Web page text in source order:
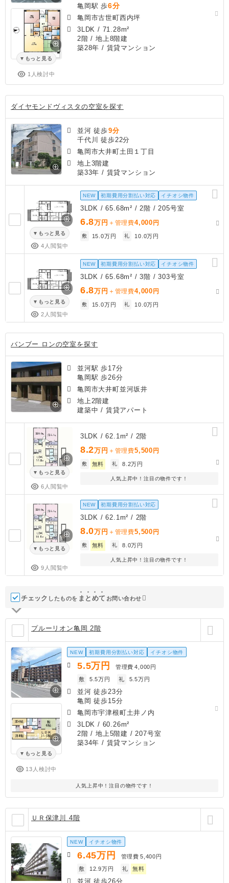
もっと見る
1人検討中
亀岡駅 歩6分
亀岡市古世町西内坪
3LDK / 71.28m²
2階 / 地上8階建
築28年 / 賃貸マンション
ダイヤモンドヴィスタの空室を探す
並河 徒歩9分
千代川 徒歩22分
亀岡市大井町土田１丁目
地上3階建
築33年 / 賃貸マンション
もっと見る
4人閲覧中
NEW 初期費用分割払い対応 イチオシ物件
3LDK / 65.68m² / 2階 / 205号室
6.8万円 ＋管理費4,000 円
敷 15.0万円 礼 10.0万円
もっと見る
2人閲覧中
NEW 初期費用分割払い対応 イチオシ物件
3LDK / 65.68m² / 3階 / 303号室
6.8万円 ＋管理費4,000 円
敷 15.0万円 礼 10.0万円
バンブー ロンの空室を探す
並河駅 歩17分
亀岡駅 歩26分
亀岡市大井町並河坂井
地上2階建
建築中 / 賃貸アパート
もっと見る
6人閲覧中
3LDK / 62.1m² / 2階
8.2万円 ＋管理費5,500 円
敷 無料 礼 8.2万円
人気上昇中！注目の物件です！
もっと見る
9人閲覧中
NEW 初期費用分割払い対応
3LDK / 62.1m² / 2階
8.0万円 ＋管理費5,500 円
敷 無料 礼 8.0万円
人気上昇中！注目の物件です！
チェック したものを ま と めて お問い合わせ
プルーリオン亀岡 2階
もっと見る
13人検討中
NEW 初期費用分割払い対応 イチオシ物件
5.5万円 管理費 4,000円
敷
5.5万円 礼 5.5万円
並河 徒歩23分
亀岡 徒歩15分
亀岡市宇津根町土井ノ内
3LDK / 60.26m²
2階 / 地上5階建 / 207号室
築34年 / 賃貸マンション
人気上昇中！注目の物件です！
ＵＲ保津川 4階
NEW イチオシ物件
6.45万円 管理費 5,400円
敷
12.9万円 礼 無料
並河 徒歩26分